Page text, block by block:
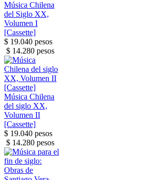
Música Chilena
del Siglo XX,
Volumen I
[Cassette]
$ 19.040 pesos
$ 14.280 pesos
Música Chilena
del siglo XX,
Volumen II
[Cassette]
$ 19.040 pesos
$ 14.280 pesos